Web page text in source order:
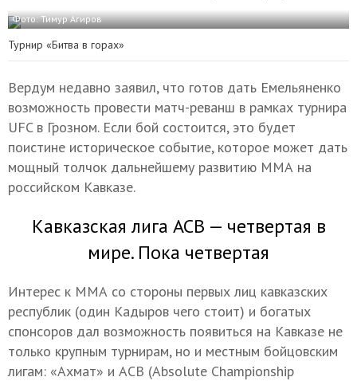
Фото: Тимур Агиров
Турнир «Битва в горах»
Вердум недавно заявил, что готов дать Емельяненко
возможность провести матч-реванш в рамках турнира
UFC в Грозном. Если бой состоится, это будет
поистине историческое событие, которое может дать
мощный толчок дальнейшему развитию ММА на
российском Кавказе.
Кавказская лига ACB — четвертая в
мире. Пока четвертая
Интерес к ММА со стороны первых лиц кавказских
республик (один Кадыров чего стоит) и богатых
спонсоров дал возможность появиться на Кавказе не
только крупным турнирам, но и местным бойцовским
лигам: «Ахмат» и ACB (Absolute Championship